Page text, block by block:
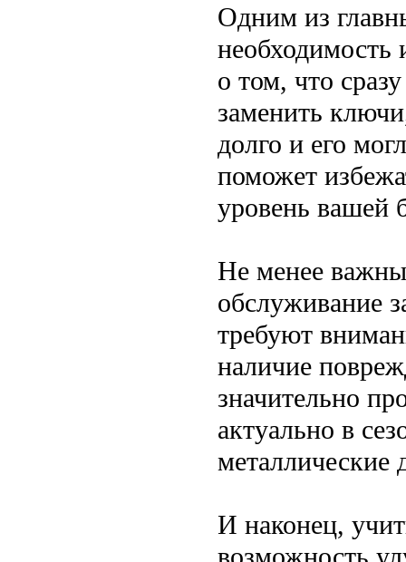
Одним из
необходимость
о том, что
заменить
долго и его
поможет
уровень вашей
Не менее
обслуживание
требуют
наличие
значительно
актуально в
металлические
И наконец,